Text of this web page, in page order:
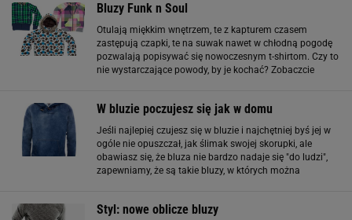
Bluzy Funk n Soul
Otulają miękkim wnętrzem, te z kapturem czasem
zastępują czapki, te na suwak nawet w chłodną pogodę
pozwalają popisywać się nowoczesnym t-shirtom. Czy to
nie wystarczające powody, by je kochać? Zobaczcie
W bluzie poczujesz się jak w domu
Jeśli najlepiej czujesz się w bluzie i najchętniej byś jej w
ogóle nie opuszczał, jak ślimak swojej skorupki, ale
obawiasz się, że bluza nie bardzo nadaje się "do ludzi",
zapewniamy, że są takie bluzy, w których można
Styl: nowe oblicze bluzy